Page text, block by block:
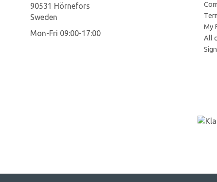
90531 Hörnefors
Sweden
Mon-Fri 09:00-17:00
My
All